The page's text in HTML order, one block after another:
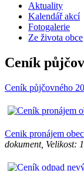
Aktuality
Kalendář akcí
Fotogalerie
Ze života obce
Ceník
Ceník půjčovného
Cenik pronájem
dokument, Velikost: